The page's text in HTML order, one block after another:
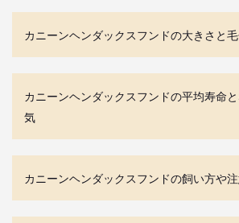
カニーンヘンダックスフンドの大きさと
カニーンヘンダックスフンドの平均寿命
気
カニーンヘンダックスフンドの飼い方や